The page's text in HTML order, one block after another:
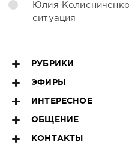
Юлия
ситуация
РУБРИКИ
ЭФИРЫ
ИНТЕРЕСНОЕ
ОБЩЕНИЕ
КОНТАКТЫ